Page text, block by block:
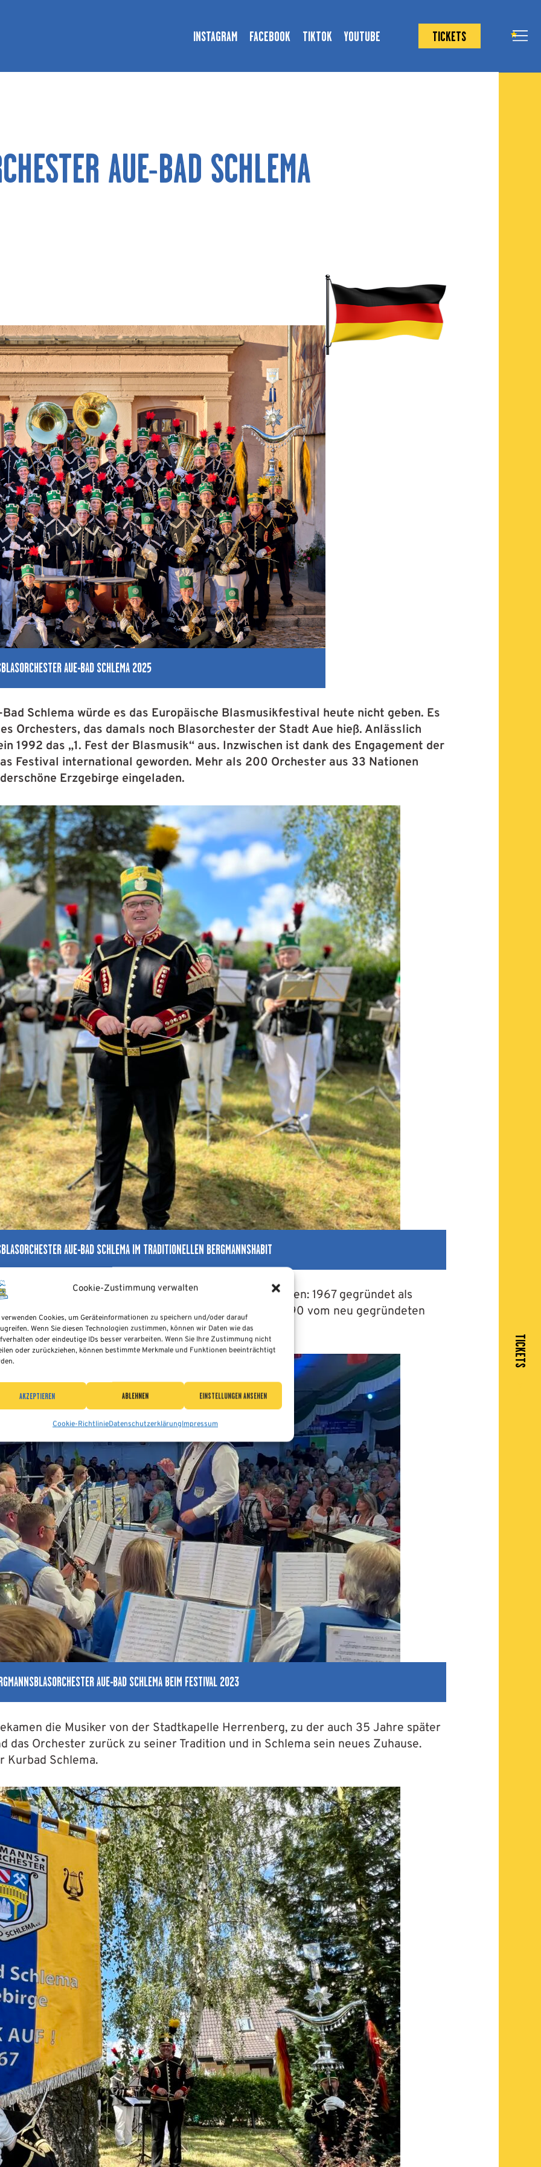
Cookie-Zustimmung verwalten
Cookies, um Geräteinformationen zu speichern und/oder darauf
Wenn Sie diesen Technologien zustimmen, können wir Daten wie das
oder eindeutige IDs besser verarbeiten. Wenn Sie Ihre Zustimmung nicht
oder zurückziehen, können bestimmte Merkmale und Funktionen beeinträchtigt
AKZEPTIEREN ABLEHNEN EINSTELLUNGEN ANSEHEN
Cookie-RichtlinieDatenschutzerklärungImpressum
INSTAGRAM FACEBOOK TIKTOK YOUTUBE TICKETS
TICKETS
FESTIVAL
AKTUELL
DEUTSCH
AUE-BAD SCHLEMA
AUE-BAD SCHLEMA 2025
Schlema würde es das Europäische Blasmusikfestival heute nicht geben. Es
Orchesters, das damals noch Blasorchester der Stadt Aue hieß. Anlässlich
1992 das „1. Fest der Blasmusik“ aus. Inzwischen ist dank des Engagement der
Festival international geworden. Mehr als 200 Orchester aus 33 Nationen
Erzgebirge eingeladen.
AUE-BAD SCHLEMA IM TRADITIONELLEN BERGMANNSHABIT
kann auf eine fast 60-jährige Geschichte zurückblicken: 1967 gegründet als
die Instrumente aus dem Betriebsorchester 1990 vom neu gegründeten
AUE-BAD SCHLEMA BEIM FESTIVAL 2023
die Musiker von der Stadtkapelle Herrenberg, zu der auch 35 Jahre später
das Orchester zurück zu seiner Tradition und in Schlema sein neues Zuhause.
Kurbad Schlema.